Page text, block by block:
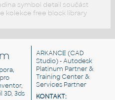
symbol detail součást
kolekce free block library
3D, 3ds
ARKANCE (CAD
Studio) - Autodesk
Platinum Partner &
Training Center &
Services Partner
KONTAKT: